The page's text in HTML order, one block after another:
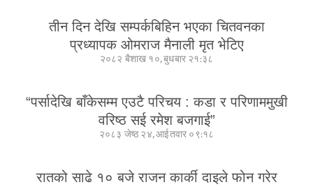
तीन दिन देखि सम्पर्कबिहिन भएका चितवनका
प्रध्यापक ओमराज मैनाली मृत भेटिए
२०८२ बैशाख १०, बुधबार २१:३८
“पर्सादेखि बाँकेसम्म एउटै परिचय : कडा र परिणाममुखी
वरिष्ठ सई रमेश बजगाई”
२०८३ जेष्ठ २४, आईतवार ०९:१८
रातको साढे १० बजे राजन कार्की दाइले फोन गरेर